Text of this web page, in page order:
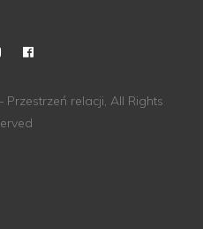
relacji, All Rights